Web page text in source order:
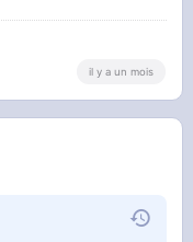
il y a un mois